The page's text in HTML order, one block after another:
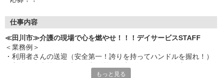
仕事内容
≪田川市≫介護の現場で心を燃やせ！！！デイサービスSTAFF
＜業務例＞
・利用者さんの送迎（安全第一！誇りを持ってハンドルを握れ！）
もっと見る